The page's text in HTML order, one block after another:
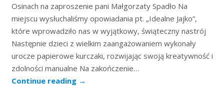
Osinach na zaproszenie pani Małgorzaty Spadło Na
miejscu wysłuchaliśmy opowiadania pt. „Idealne Jajko”,
które wprowadziło nas w wyjątkowy, świąteczny nastrój
Następnie dzieci z wielkim zaangażowaniem wykonały
urocze papierowe kurczaki, rozwijając swoją kreatywność i
zdolności manualne Na zakończenie…
Continue reading →